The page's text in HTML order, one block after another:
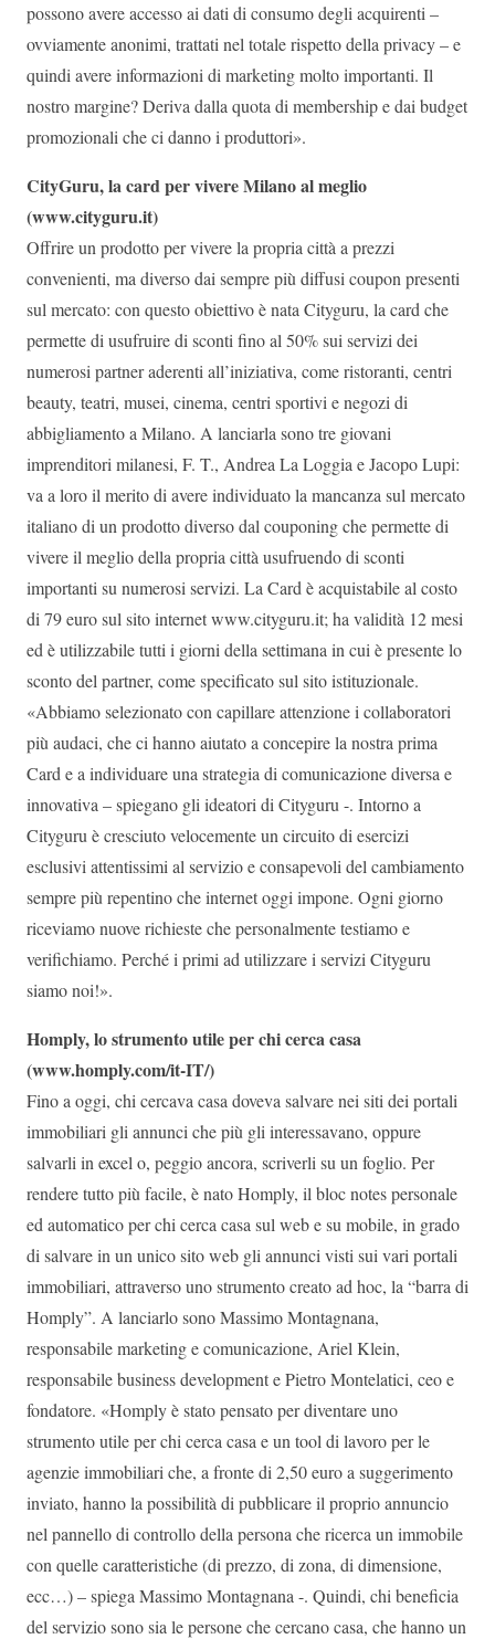
possono avere accesso ai dati di consumo degli acquirenti –
ovviamente anonimi, trattati nel totale rispetto della privacy – e
quindi avere informazioni di marketing molto importanti. Il
nostro margine? Deriva dalla quota di membership e dai budget
promozionali che ci danno i produttori».
CityGuru, la card per vivere Milano al meglio
(www.cityguru.it)
Offrire un prodotto per vivere la propria città a prezzi
convenienti, ma diverso dai sempre più diffusi coupon presenti
sul mercato: con questo obiettivo è nata Cityguru, la card che
permette di usufruire di sconti fino al 50% sui servizi dei
numerosi partner aderenti all’iniziativa, come ristoranti, centri
beauty, teatri, musei, cinema, centri sportivi e negozi di
abbigliamento a Milano. A lanciarla sono tre giovani
imprenditori milanesi, F. T., Andrea La Loggia e Jacopo Lupi:
va a loro il merito di avere individuato la mancanza sul mercato
italiano di un prodotto diverso dal couponing che permette di
vivere il meglio della propria città usufruendo di sconti
importanti su numerosi servizi. La Card è acquistabile al costo
di 79 euro sul sito internet www.cityguru.it; ha validità 12 mesi
ed è utilizzabile tutti i giorni della settimana in cui è presente lo
sconto del partner, come specificato sul sito istituzionale.
«Abbiamo selezionato con capillare attenzione i collaboratori
più audaci, che ci hanno aiutato a concepire la nostra prima
Card e a individuare una strategia di comunicazione diversa e
innovativa – spiegano gli ideatori di Cityguru -. Intorno a
Cityguru è cresciuto velocemente un circuito di esercizi
esclusivi attentissimi al servizio e consapevoli del cambiamento
sempre più repentino che internet oggi impone. Ogni giorno
riceviamo nuove richieste che personalmente testiamo e
verifichiamo. Perché i primi ad utilizzare i servizi Cityguru
siamo noi!».
Homply, lo strumento utile per chi cerca casa
(www.homply.com/it-IT/)
Fino a oggi, chi cercava casa doveva salvare nei siti dei portali
immobiliari gli annunci che più gli interessavano, oppure
salvarli in excel o, peggio ancora, scriverli su un foglio. Per
rendere tutto più facile, è nato Homply, il bloc notes personale
ed automatico per chi cerca casa sul web e su mobile, in grado
di salvare in un unico sito web gli annunci visti sui vari portali
immobiliari, attraverso uno strumento creato ad hoc, la “barra di
Homply”. A lanciarlo sono Massimo Montagnana,
responsabile marketing e comunicazione, Ariel Klein,
responsabile business development e Pietro Montelatici, ceo e
fondatore. «Homply è stato pensato per diventare uno
strumento utile per chi cerca casa e un tool di lavoro per le
agenzie immobiliari che, a fronte di 2,50 euro a suggerimento
inviato, hanno la possibilità di pubblicare il proprio annuncio
nel pannello di controllo della persona che ricerca un immobile
con quelle caratteristiche (di prezzo, di zona, di dimensione,
ecc…) – spiega Massimo Montagnana -. Quindi, chi beneficia
del servizio sono sia le persone che cercano casa, che hanno un